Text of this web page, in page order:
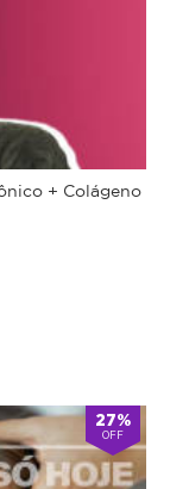
+ Colágeno
27%
OFF